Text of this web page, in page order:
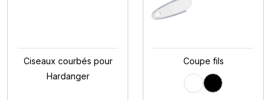
Ciseaux courbés pour
Hardanger
Coupe fils